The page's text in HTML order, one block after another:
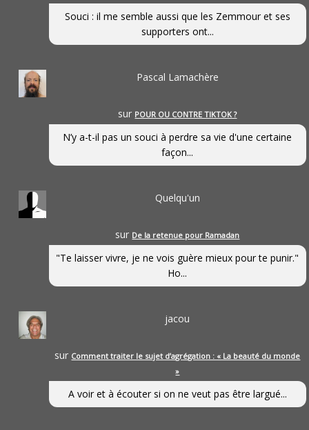
Souci : il me semble aussi que les Zemmour et ses
supporters ont...
Pascal Lamachère
sur POUR OU CONTRE TIKTOK ?
N’y a-t-il pas un souci à perdre sa vie d'une certaine
façon...
Quelqu'un
sur De la retenue pour Ramadan
"Te laisser vivre, je ne vois guère mieux pour te punir."
Ho...
jacou
sur Comment traiter le sujet d’agrégation : « La beauté du monde
»
A voir et à écouter si on ne veut pas être largué...